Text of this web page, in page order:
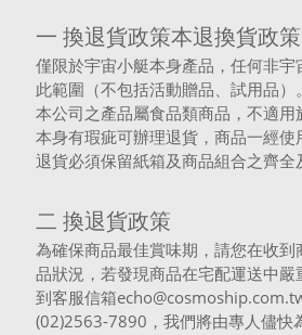
一 換退貨政策本退換貨政
僅限於宇宙小艇本身產品，任何非
此範圍（不包括活動贈品、試用品）。
本公司之產品屬食品類商品，不適
本身有瑕疵可辦理退貨，商品一經使
退貨必須保留紙箱及商品組合之齊全
二 換退貨政策
為確保商品最佳賞味期，請您在收
品狀況，若發現商品在宅配運送中
到客服信箱
(02)2563-7890，我們將由專人儘快